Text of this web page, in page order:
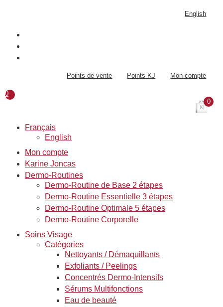
English
Points de vente Points KJ Mon compte
0
0
Français
English
Mon compte
Karine Joncas
Dermo-Routines
Dermo-Routine de Base 2 étapes
Dermo-Routine Essentielle 3 étapes
Dermo-Routine Optimale 5 étapes
Dermo-Routine Corporelle
Soins Visage
Catégories
Nettoyants / Démaquillants
Exfoliants / Peelings
Concentrés Dermo-Intensifs
Sérums Multifonctions
Eau de beauté